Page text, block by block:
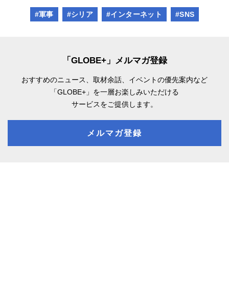
#軍事 #シリア #インターネット #SNS
「GLOBE+」メルマガ登録
おすすめのニュース、取材余話、 イベントの優先案内など
「GLOBE+」を一層お楽しみいただける
サービスをご提供します。
メルマガ登録